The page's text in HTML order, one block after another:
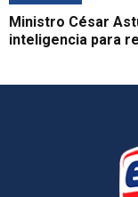
Ministro César
inteligencia para